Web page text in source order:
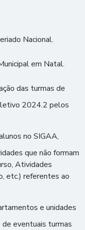
Nacional.
em Natal.
das turmas de
letivo 2024.2 pelos
no SIGAA,
que não formam
Atividades
etc.) referentes ao
e unidades
de eventuais turmas